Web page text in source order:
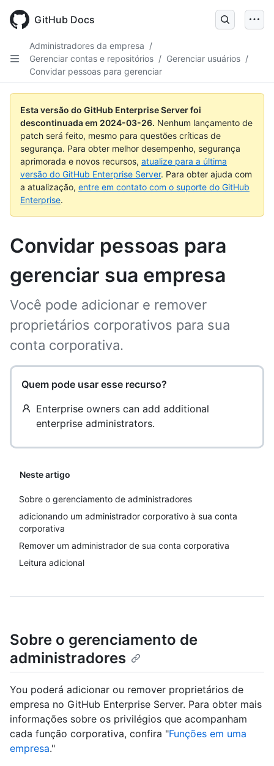
main
GitHub Docs
Administradores da empresa /
Gerenciar contas e repositórios / Gerenciar usuários /
Convidar pessoas para gerenciar
Esta versão do GitHub Enterprise Server foi
descontinuada em 2024-03-26. Nenhum lançamento de
patch será feito, mesmo para questões críticas de
segurança. Para obter melhor desempenho, segurança
aprimorada e novos recursos, atualize para a última
versão do GitHub Enterprise Server. Para obter ajuda com
a atualização, entre em contato com o suporte do GitHub
Enterprise.
Convidar pessoas para
gerenciar sua empresa
Você pode adicionar e remover
proprietários corporativos para sua
conta corporativa.
Quem pode usar esse recurso?
Enterprise owners can add additional
enterprise administrators.
Neste artigo
Sobre o gerenciamento de administradores
adicionando um administrador corporativo à sua conta
corporativa
Remover um administrador de sua conta corporativa
Leitura adicional
Sobre o gerenciamento de
administradores
You poderá adicionar ou remover proprietários de
empresa no GitHub Enterprise Server. Para obter mais
informações sobre os privilégios que acompanham
cada função corporativa, confira "Funções em uma
empresa."